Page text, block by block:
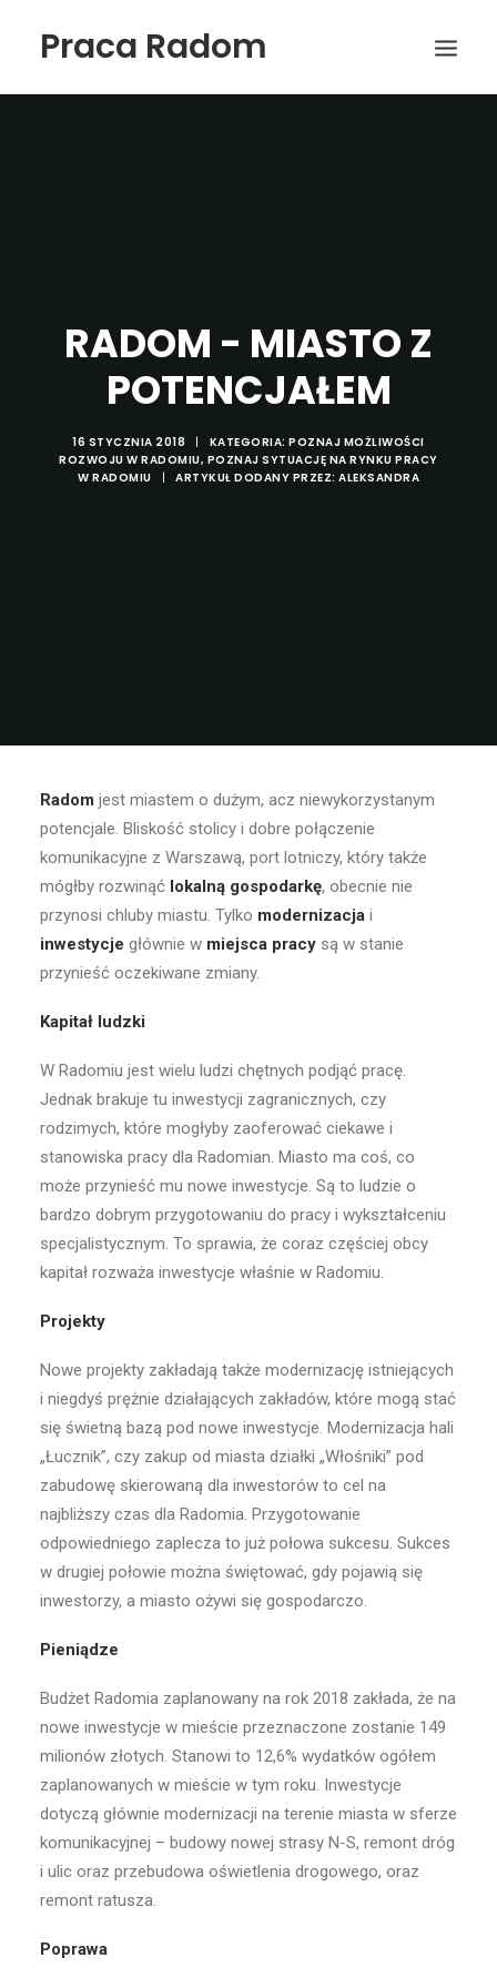
Praca Radom
Wyszukiwanie
RADOM - MIASTO Z
POTENCJAŁEM
16 STYCZNIA 2018 | KATEGORIA:POZNAJ MOŻLIWOŚCI
ROZWOJU W RADOMIU, POZNAJ SYTUACJĘ NA RYNKU PRACY
W RADOMIU
| ARTYKUŁ DODANY PRZEZ: ALEKSANDRA
Radom jest miastem o dużym, acz niewykorzystanym
potencjale. Bliskość stolicy i dobre połączenie
komunikacyjne z Warszawą, port lotniczy, który także
mógłby rozwinąć lokalną gospodarkę, obecnie nie
przynosi chluby miastu. Tylko modernizacja i
inwestycje głównie w miejsca pracy są w stanie
przynieść oczekiwane zmiany.
Kapitał ludzki
W Radomiu jest wielu ludzi chętnych podjąć pracę.
Jednak brakuje tu inwestycji zagranicznych, czy
rodzimych, które mogłyby zaoferować ciekawe i
stanowiska pracy dla Radomian. Miasto ma coś, co
może przynieść mu nowe inwestycje. Są to ludzie o
bardzo dobrym przygotowaniu do pracy i wykształceniu
specjalistycznym. To sprawia, że coraz częściej obcy
kapitał rozważa inwestycje właśnie w Radomiu.
Projekty
Nowe projekty zakładają także modernizację istniejących
i niegdyś prężnie działających zakładów, które mogą stać
się świetną bazą pod nowe inwestycje. Modernizacja hali
„Łucznik”, czy zakup od miasta działki „Włośniki” pod
zabudowę skierowaną dla inwestorów to cel na
najbliższy czas dla Radomia. Przygotowanie
odpowiedniego zaplecza to już połowa sukcesu. Sukces
w drugiej połowie można świętować, gdy pojawią się
inwestorzy, a miasto ożywi się gospodarczo.
Pieniądze
Budżet Radomia zaplanowany na rok 2018 zakłada, że na
nowe inwestycje w mieście przeznaczone zostanie 149
milionów złotych. Stanowi to 12,6% wydatków ogółem
zaplanowanych w mieście w tym roku. Inwestycje
dotyczą głównie modernizacji na terenie miasta w sferze
komunikacyjnej – budowy nowej strasy N-S, remont dróg
i ulic oraz przebudowa oświetlenia drogowego, oraz
remont ratusza.
Poprawa